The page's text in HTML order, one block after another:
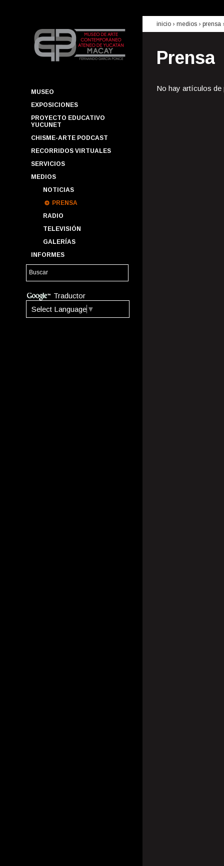
MUSEO
EXPOSICIONES
PROYECTO EDUCATIVO
YUCUNET
CHISME-ARTE PODCAST
RECORRIDOS VIRTUALES
SERVICIOS
MEDIOS
NOTICIAS
PRENSA
RADIO
TELEVISIÓN
GALERÍAS
INFORMES
Traductor
Select Language ▼
inicio › medios › prensa
Prensa
No hay artículos de